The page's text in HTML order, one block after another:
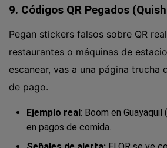
9. Códigos QR Pegados
Pegan stickers falsos sobre QR
restaurantes o máquinas de
escanear, vas a una página trucha
de pago.
Ejemplo real: Boom en
en pagos de comida.